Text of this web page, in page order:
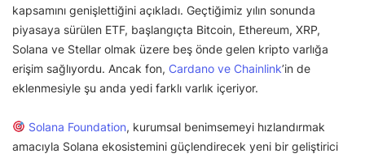
kapsamını genişlettiğini açıkladı. Geçtiğimiz yılın sonunda
piyasaya sürülen ETF, başlangıçta Bitcoin, Ethereum, XRP,
Solana ve Stellar olmak üzere beş önde gelen kripto varlığa
erişim sağlıyordu. Ancak fon, Cardano ve Chainlink’in de
eklenmesiyle şu anda yedi farklı varlık içeriyor.
Solana Foundation, kurumsal benimsemeyi hızlandırmak
amacıyla Solana ekosistemini güçlendirecek yeni bir geliştirici